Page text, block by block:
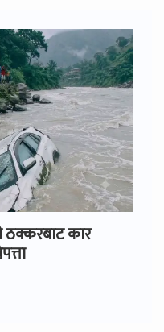
कार